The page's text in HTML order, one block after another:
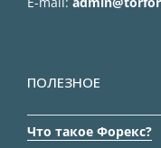
ПОЛЕЗНОЕ
Что такое Форекс?